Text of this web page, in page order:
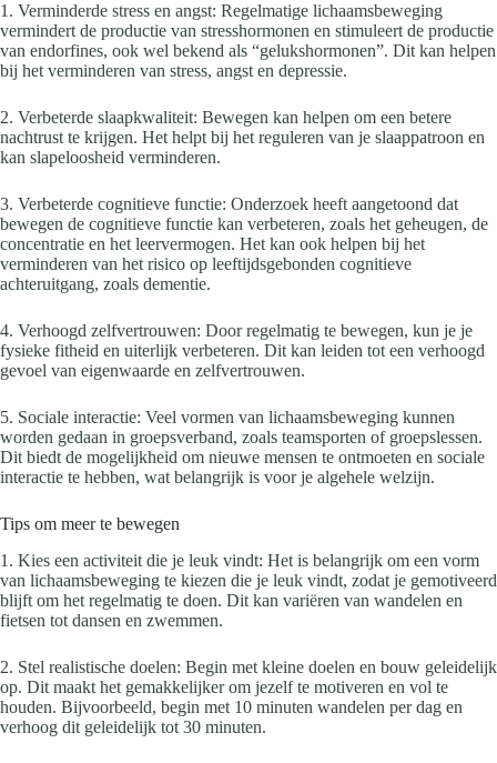
1. Verminderde stress en angst: Regelmatige lichaamsbeweging
vermindert de productie van stresshormonen en stimuleert de productie
van endorfines, ook wel bekend als “gelukshormonen”. Dit kan helpen
bij het verminderen van stress, angst en depressie.
2. Verbeterde slaapkwaliteit: Bewegen kan helpen om een betere
nachtrust te krijgen. Het helpt bij het reguleren van je slaappatroon en
kan slapeloosheid verminderen.
3. Verbeterde cognitieve functie: Onderzoek heeft aangetoond dat
bewegen de cognitieve functie kan verbeteren, zoals het geheugen, de
concentratie en het leervermogen. Het kan ook helpen bij het
verminderen van het risico op leeftijdsgebonden cognitieve
achteruitgang, zoals dementie.
4. Verhoogd zelfvertrouwen: Door regelmatig te bewegen, kun je je
fysieke fitheid en uiterlijk verbeteren. Dit kan leiden tot een verhoogd
gevoel van eigenwaarde en zelfvertrouwen.
5. Sociale interactie: Veel vormen van lichaamsbeweging kunnen
worden gedaan in groepsverband, zoals teamsporten of groepslessen.
Dit biedt de mogelijkheid om nieuwe mensen te ontmoeten en sociale
interactie te hebben, wat belangrijk is voor je algehele welzijn.
Tips om meer te bewegen
1. Kies een activiteit die je leuk vindt: Het is belangrijk om een vorm
van lichaamsbeweging te kiezen die je leuk vindt, zodat je gemotiveerd
blijft om het regelmatig te doen. Dit kan variëren van wandelen en
fietsen tot dansen en zwemmen.
2. Stel realistische doelen: Begin met kleine doelen en bouw geleidelijk
op. Dit maakt het gemakkelijker om jezelf te motiveren en vol te
houden. Bijvoorbeeld, begin met 10 minuten wandelen per dag en
verhoog dit geleidelijk tot 30 minuten.